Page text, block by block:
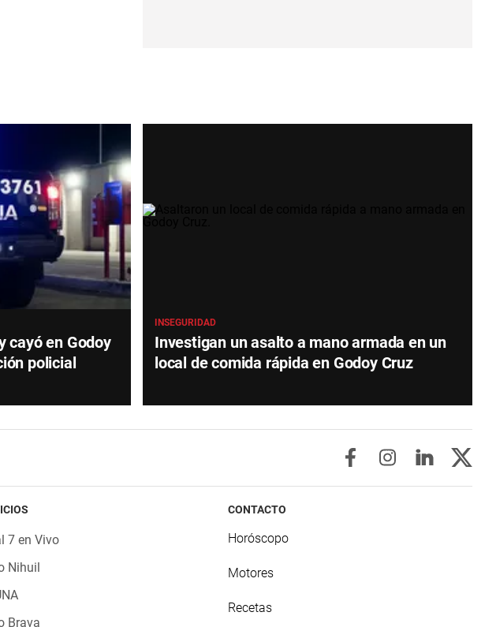
cayó en Godoy
policial
INSEGURIDAD
Investigan un asalto a mano armada en un
local de comida rápida en Godoy Cruz
7 en Vivo
Nihuil
Brava
CONTACTO
Horóscopo
Motores
Recetas